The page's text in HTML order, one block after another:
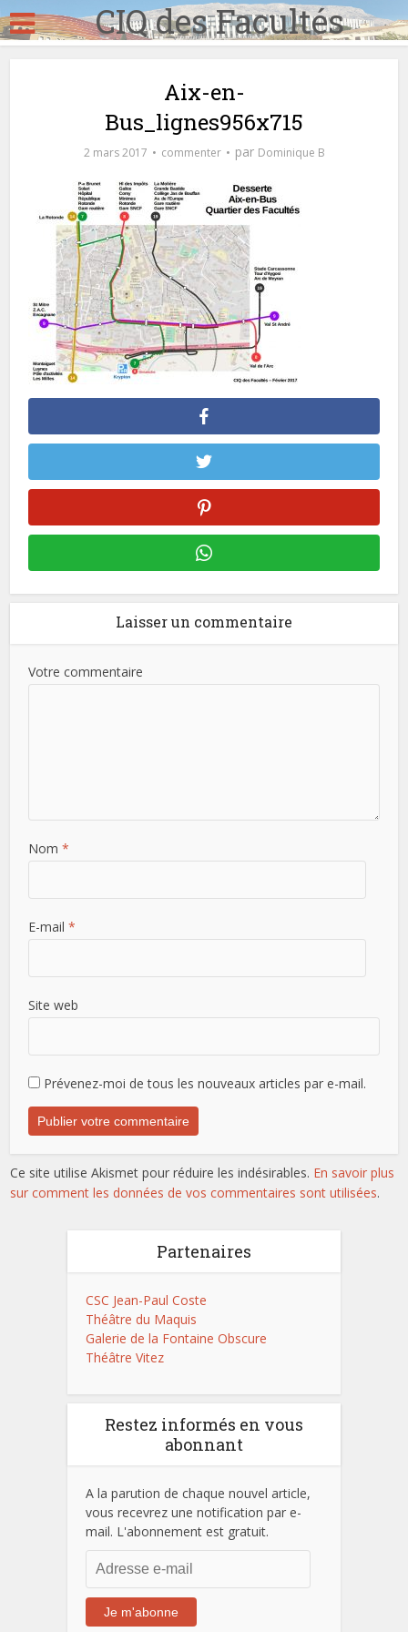
CIQ des Facultés
Aix-en-
Bus_lignes956x715
2 mars 2017 commenter par Dominique B
Laisser un commentaire
Votre commentaire
Nom*
E-mail*
Site web
Prévenez-moi de tous les nouveaux articles par e-mail.
Ce site utilise Akismet pour réduire les indésirables. En savoir plus
sur comment les données de vos commentaires sont utilisées.
Partenaires
CSC Jean-Paul Coste
Théâtre du Maquis
Galerie de la Fontaine Obscure
Théâtre Vitez
Restez informés en vous
abonnant
A la parution de chaque nouvel article,
vous recevrez une notification par e-
mail. L'abonnement est gratuit.
Adresse
e-
mail
Je m'abonne